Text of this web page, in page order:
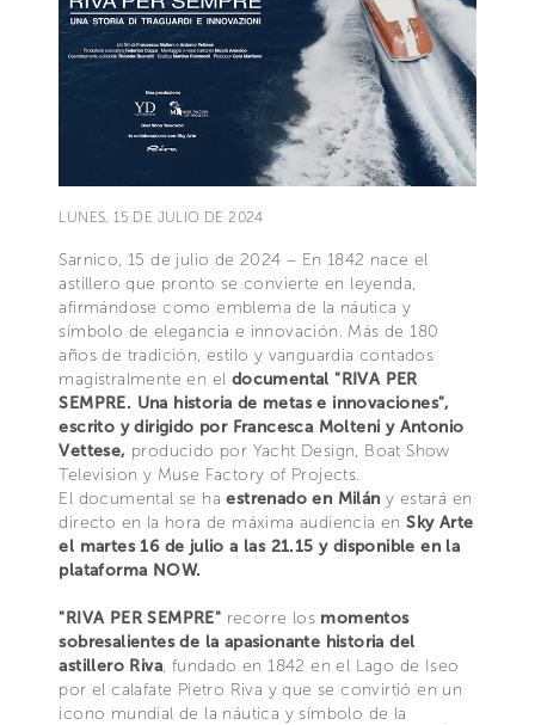
LUNES, 15 DE JULIO DE 2024
Sarnico, 15 de julio de 2024 – En 1842 nace el
astillero que pronto se convierte en leyenda,
afirmándose como emblema de la náutica y
símbolo de elegancia e innovación. Más de 180
años de tradición, estilo y vanguardia contados
magistralmente en el documental "RIVA PER
SEMPRE. Una historia de metas e innovaciones",
escrito y dirigido por Francesca Molteni y Antonio
Vettese, producido por Yacht Design, Boat Show
Television y Muse Factory of Projects.
El documental se haestrenado en Milán y estará en
directo en la hora de máxima audiencia enSky Arte
el martes 16 de julio a las 21.15 y disponible en la
plataforma NOW.
"RIVA PER SEMPRE" recorre los momentos
sobresalientes de la apasionante historia del
astillero Riva, fundado en 1842 en el Lago de Iseo
por el calafate Pietro Riva y que se convirtió en un
icono mundial de la náutica y símbolo de la